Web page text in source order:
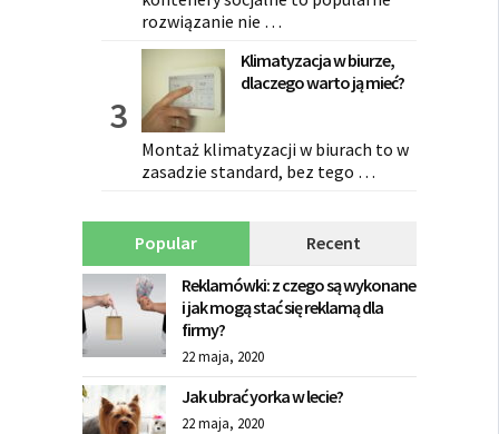
rozwiązanie nie …
Klimatyzacja w biurze,
dlaczego warto ją mieć?
Montaż klimatyzacji w biurach to w
zasadzie standard, bez tego …
Popular
Recent
Reklamówki: z czego są wykonane
i jak mogą stać się reklamą dla
firmy?
22 maja, 2020
Jak ubrać yorka w lecie?
22 maja, 2020